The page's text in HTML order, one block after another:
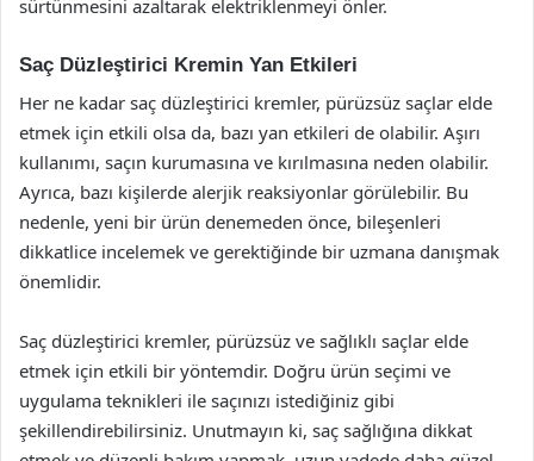
sürtünmesini azaltarak elektriklenmeyi önler.
Saç Düzleştirici Kremin Yan Etkileri
Her ne kadar saç düzleştirici kremler, pürüzsüz saçlar elde
etmek için etkili olsa da, bazı yan etkileri de olabilir. Aşırı
kullanımı, saçın kurumasına ve kırılmasına neden olabilir.
Ayrıca, bazı kişilerde alerjik reaksiyonlar görülebilir. Bu
nedenle, yeni bir ürün denemeden önce, bileşenleri
dikkatlice incelemek ve gerektiğinde bir uzmana danışmak
önemlidir.
Saç düzleştirici kremler, pürüzsüz ve sağlıklı saçlar elde
etmek için etkili bir yöntemdir. Doğru ürün seçimi ve
uygulama teknikleri ile saçınızı istediğiniz gibi
şekillendirebilirsiniz. Unutmayın ki, saç sağlığına dikkat